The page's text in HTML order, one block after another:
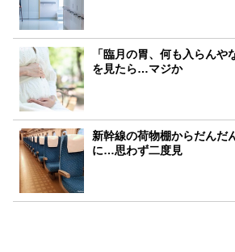
「臨月の胃、何も入らんや
を見たら…マジか
新幹線の荷物棚からだんだ
に…思わず二度見